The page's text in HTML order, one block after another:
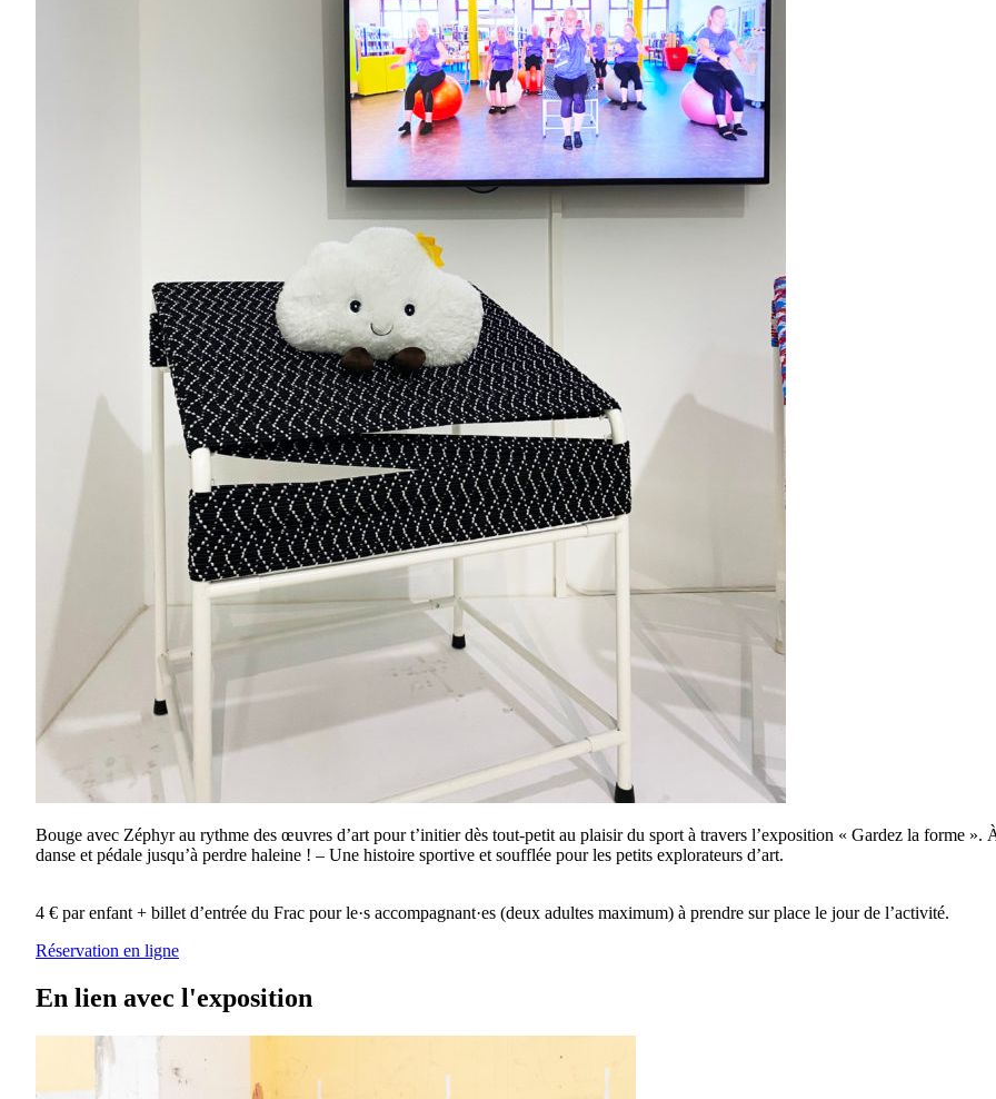
Bouge avec Zéphyr au rythme des œuvres d’art pour t’initier dès tout-petit au plaisir du sport à travers l’exposition « Gardez la forme ».
danse et pédale jusqu’à perdre haleine ! – Une histoire sportive et soufflée pour les petits explorateurs d’art.
4 € par enfant + billet d’entrée du Frac pour le·s accompagnant·es (deux adultes maximum) à prendre sur place le jour de l’activité.
Réservation en ligne
En lien avec l'exposition